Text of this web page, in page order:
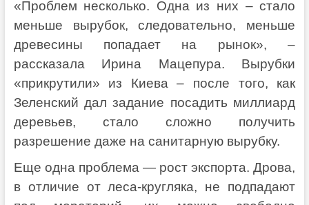
«Проблем несколько. Одна из них – стало
меньше вырубок, следовательно, меньше
древесины попадает на рынок», –
рассказала Ирина Мацепура. Вырубки
«прикрутили» из Киева – после того, как
Зеленский дал задание посадить миллиард
деревьев, стало сложно получить
разрешение даже на санитарную вырубку.
Еще одна проблема — рост экспорта. Дрова,
в отличие от леса-кругляка, не подпадают